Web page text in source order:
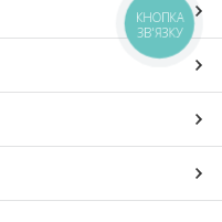
КНОПКА
ЗВ'ЯЗКУ